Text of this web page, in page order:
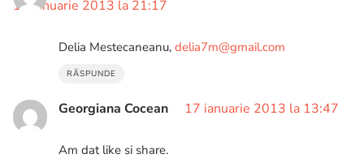
16 ianuarie 2013 la 21:17
Delia Mestecaneanu, delia7m@gmail.com
RĂSPUNDE
Georgiana Cocean 17 ianuarie 2013 la 13:47
Am dat like si share.